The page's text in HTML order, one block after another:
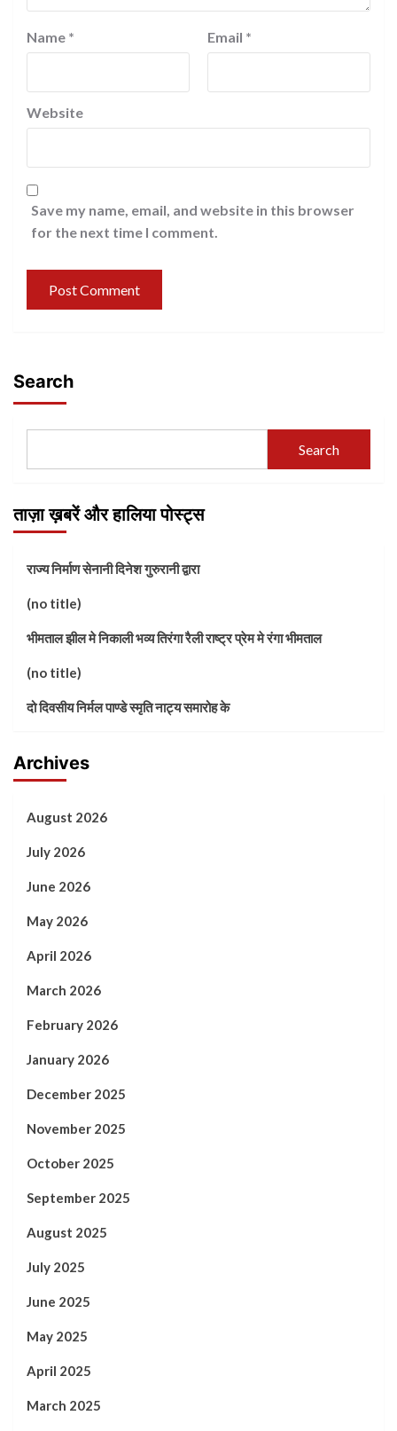
Name * Email *
Website
Save my name, email, and website in this browser
for the next time I comment.
Search
Search
ताज़ा ख़बरें और हालिया पोस्ट्स
राज्य निर्माण सेनानी दिनेश गुरुरानी द्वारा
(no title)
भीमताल झील मे निकाली भव्य तिरंगा रैली राष्ट्र प्रेम मे रंगा भीमताल
(no title)
दो दिवसीय निर्मल पाण्डे स्मृति नाट्य समारोह के
Archives
August 2026
July 2026
June 2026
May 2026
April 2026
March 2026
February 2026
January 2026
December 2025
November 2025
October 2025
September 2025
August 2025
July 2025
June 2025
May 2025
April 2025
March 2025